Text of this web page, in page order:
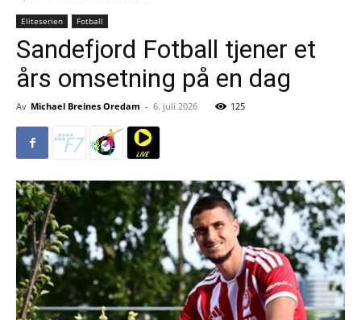
Eliteserien Fotball
Sandefjord Fotball tjener et
års omsetning på en dag
Av Michael Breines Oredam - 6. juli 2026 125